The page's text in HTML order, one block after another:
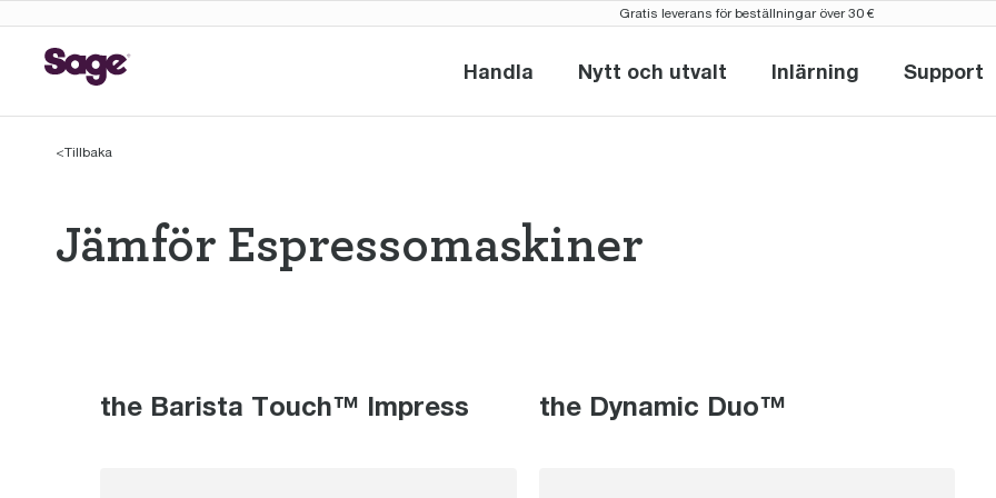
Gratis leverans för beställningar över 30 €
Handla
Handla Nytt och utvaltNytt och utvaltInlärning
Inlärning Support
<Tillbaka
Jämför Espressomaskiner
Jämför Espressomaskiner
the Barista Touch™ Impress the Dynamic Duo™